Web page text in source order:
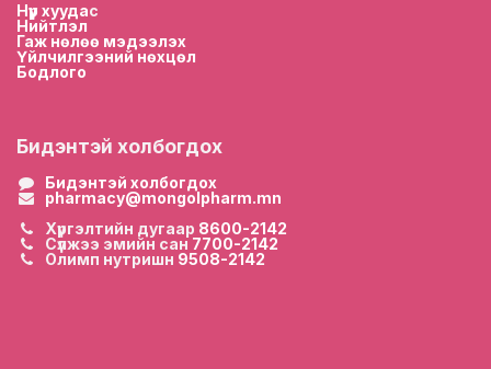
Нүүр хуудас
Нийтлэл
Гаж нөлөө мэдээлэх
Үйлчилгээний нөхцөл
Бодлого
Бидэнтэй холбогдох
Бидэнтэй холбогдох
pharmacy@mongolpharm.mn
Хүргэлтийн дугаар 8600-2142
Сүлжээ эмийн сан 7700-2142
Олимп нутришн 9508-2142